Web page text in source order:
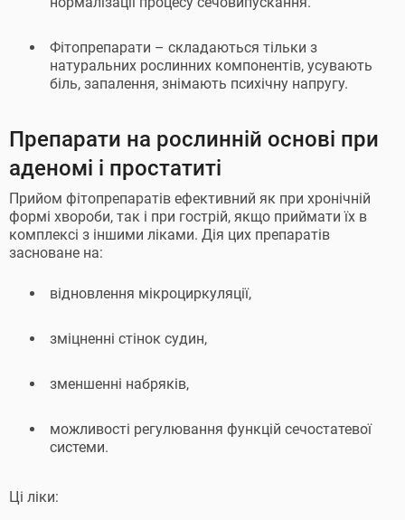
Фітопрепарати – складаються тільки з
натуральних рослинних компонентів, усувають
біль, запалення, знімають психічну напругу.
Препарати на рослинній основі при
аденомі і простатиті
Прийом фітопрепаратів ефективний як при хронічній
формі хвороби, так і при гострій, якщо приймати їх в
комплексі з іншими ліками. Дія цих препаратів
засноване на:
відновлення мікроциркуляції,
зміцненні стінок судин,
зменшенні набряків,
можливості регулювання функцій сечостатевої
системи.
Ці ліки: